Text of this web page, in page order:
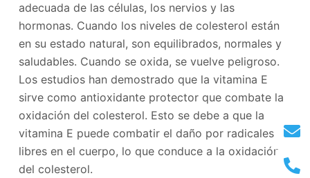
adecuada de las células, los nervios y las
hormonas. Cuando los niveles de colesterol están
en su estado natural, son equilibrados, normales y
saludables. Cuando se oxida, se vuelve peligroso.
Los estudios han demostrado que la vitamina E
sirve como antioxidante protector que combate la
oxidación del colesterol. Esto se debe a que la
vitamina E puede combatir el daño por radicales
libres en el cuerpo, lo que conduce a la oxidación
del colesterol.